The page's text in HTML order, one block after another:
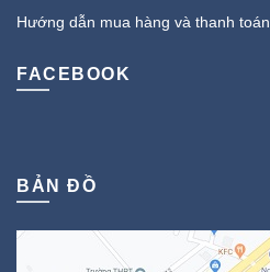
Hướng dẫn mua hàng và thanh toán
FACEBOOK
BẢN ĐỒ